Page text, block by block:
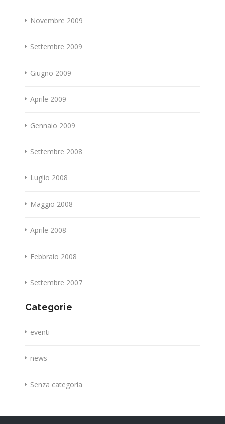
Novembre 2009
Settembre 2009
Giugno 2009
Aprile 2009
Gennaio 2009
Settembre 2008
Luglio 2008
Maggio 2008
Aprile 2008
Febbraio 2008
Settembre 2007
Categorie
eventi
news
Senza categoria